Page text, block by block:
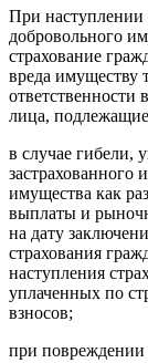
При наступлении
добровольного
страхование
вреда имуществу
ответственности
лица,
в случае гибели,
имущества как
выплаты и
на дату
страхования
наступления
уплаченных по
взносов;
при повреждении